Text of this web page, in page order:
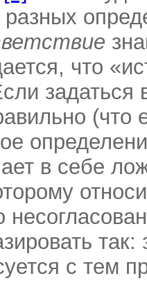
что
задаться
(что
в себе
так:
с тем